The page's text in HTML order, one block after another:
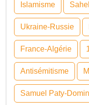
Islamisme Sahel
Ukraine-Russie
France-Algérie
Antisémitisme
Samuel Paty-